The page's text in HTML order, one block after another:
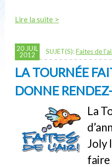
Lire la suite >
20 JUIL
2012
SUJET(S):Faites de
LA TOURNÉE
DONNE
La
Joly
faire